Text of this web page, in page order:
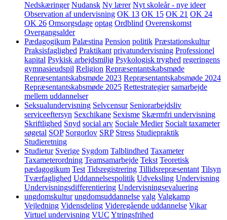
Nedskæringer Nudansk Ny lærer Nyt skoleår - nye ideer
Observation af undervisning OK 13 OK 15 OK 21 OK 24
OK 26 Omsorgsdage optag Ordblind Overenskomst
Overgangsalder
Pædagogikum Palæstina Pension politik Præstationskultur
Praksisfaglighed Praktikant privatundervisning Professionel
kapital Psykisk arbejdsmiljø Psykologisk tryghed regeringens
gymnasieudspil Religion Repræsentantskabsmøde
Repræsentantskabsmøde 2023 Repræsentantskabsmøde 2024
Repræsentantskabsmøde 2025 Rettestrategier samarbejde
mellem uddannelser
Seksualundervisning Selvcensur Seniorarbejdsliv
serviceeftersyn Sexchikane Sexisme Skærmfri undervisning
Skriftlighed Snyd social arv Sociale Medier Socialt taxameter
søgetal SOP Sorgorlov SRP Stress Studiepraktik
Studieretning
Studietur Sverige Sygdom Talblindhed Taxameter
Taxameterordning Teamsamarbejde Tekst Teoretisk
pædagogikum Test Tidsregistrering Tillidsrepræsentant Tilsyn
Tværfaglighed Uddannelsespolitik Udveksling Undervisning
Undervisningsdifferentiering Undervisningsevaluering
ungdomskultur ungdomsuddannelse valg Valgkamp
Vejledning Vidensdeling Videregående uddannelse Vikar
Virtuel undervisning VUC Ytringsfrihed